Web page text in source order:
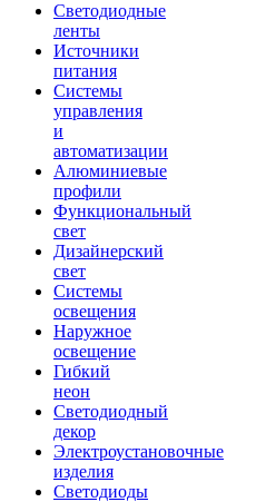
Светодиодные
ленты
Источники
питания
Системы
управления
и
автоматизации
Алюминиевые
профили
Функциональный
свет
Дизайнерский
свет
Системы
освещения
Наружное
освещение
Гибкий
неон
Светодиодный
декор
Электроустановочные
изделия
Светодиоды